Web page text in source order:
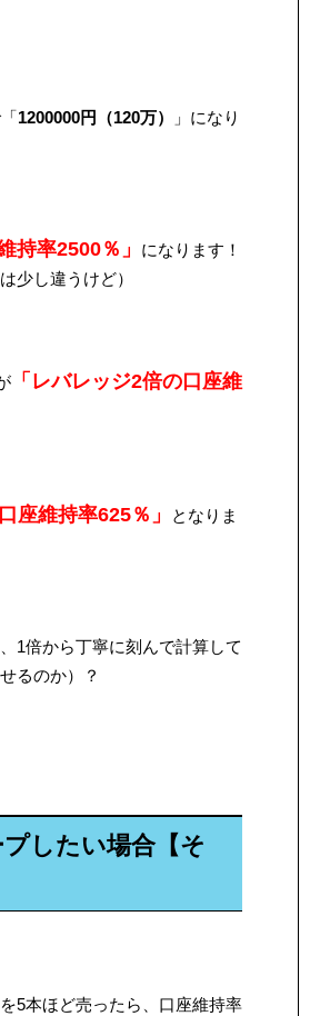
1200000円（120万）
」になり
持率2500％」
になります！
少し違うけど）
「 レバレッジ2倍の口座維
座維持率625％」
となりま
1倍から丁寧に刻んで計算して
るのか）？
したい場合【そ
5本ほど売ったら、口座維持率